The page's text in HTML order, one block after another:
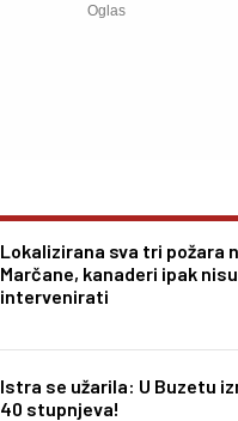
Lokalizirana sva tri požara
Marčane, kanaderi ipak
intervenirati
Istra se užarila: U Buzetu
40 stupnjeva!